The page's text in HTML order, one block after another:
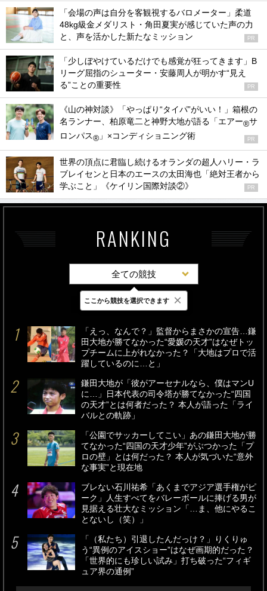
「会場の声は自分を客観視するバロメーター」柔道
48kg級金メダリスト・角田夏実が感じていた声の力
と、声を活かした新たなミッション
PR
「少しぼやけているだけでも感覚が狂ってきます」B
リーグ屈指のシューター・安藤周人が明かす“見え
る”ことの重要性
PR
《山の神対談》「やっぱり“タイパ”がいい！」箱根の
名ランナー、柏原竜二と神野大地が語る「エアー®サ
ロンパス® 」×コンディショニング術 PR
世界の頂点に君臨し続けるオランダの超人ハリー・ラ
ブレイセンと日本のエースの太田海也「絶対王者から
学ぶこと」《ケイリン国際対談②》
PR
RANKING
全ての競技
最新 24時間 週間
「えっ、なんで？」監督からまさかの宣告…鎌
田大地が勝てなかった“愛媛の天才”はなぜトッ
プチームに上がれなかった？「大地はプロで活
躍しているのに…と」
鎌田大地が「彼がアーセナルなら、僕はマンU
に…」日本代表の司令塔が勝てなかった“四国
の天才”とは何者だった？ 本人が語った「ライ
バルとの軌跡」
「公園でサッカーしてこい」あの鎌田大地が勝
てなかった“四国の天才少年”がぶつかった「プ
ロの壁」とは何だった？ 本人が気づいた“意外
な事実”と現在地
ブレない石川祐希「あくまでアジア選手権がピ
ーク」人生すべてをバレーボールに捧げる男が
見据える壮大なミッション「…ま、他にやるこ
とないし（笑）」
「（私たち）引退したんだっけ？」りくりゅ
う“異例のアイスショー”はなぜ画期的だった？
「世界的にも珍しい試み」打ち破った“フィギ
ュア界の通例”
ここから競技を選択できます ×